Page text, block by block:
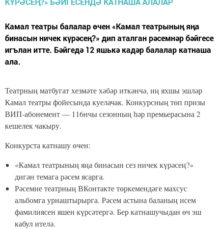
Камал театры балалар өчен «Камал театрының яңа
бинасын ничек күрәсең?» дип аталган рәсемнәр бәйгесе
игълан итте. Бәйгедә 12 яшькә кадәр балалар катнаша
ала.
Театрның матбугат хезмәте хәбәр иткәнчә, иң яхшы эшләр
Камал театры фойесында куелачак. Конкурсның төп призы
ВИП-абонемент — 116нчы сезонның һәр премьерасына 2
кешелек чакыру.
Конкурста катнашу өчен:
«Камал театрының яңа бинасын сез ничек күрәсең?»
дигән темага рәсем ясарга.
Рәсемне театрның ВКонтакте төркемендәге махсус
альбомга урнаштырырга. Рәсем астына баланың исем
фамилиясен яшен күрсәтергә. Бер катнашучыдан өч эш
кабул ителә.